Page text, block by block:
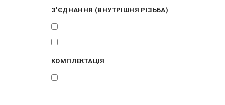
З’ЄДНАННЯ (ВНУТРІШНЯ РІЗЬБА)
КОМПЛЕКТАЦІЯ